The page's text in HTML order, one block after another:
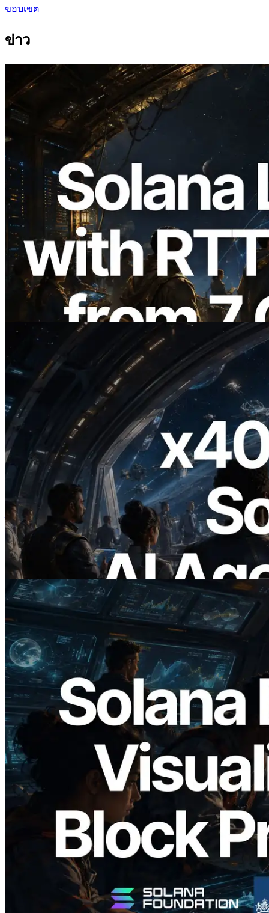
ขอบเขต
ข่าว
2026.08.05
ERPC ขยาย Solana Leader Slot API ด้วย
การวัด Ping จาก 7 Region ทั่วโลก พร้อม
เปิดตัว Validators Information API
2026.07.04
ERPC เปิดตัว Solana RPC ที่รองรับ x402
— ยุคที่ AI Agent จ่ายเงินให้ API ที่ต้องใช้
แบบ On Demand
อ่านบทความนี้
2026.05.24
Validators Solutions เปิดตัว Solana Block
Analyzer — แสดงเวลาการผลิตบล็อก
ระดับ slot และบาลิเดเตอร์ที่รับผิดชอบ